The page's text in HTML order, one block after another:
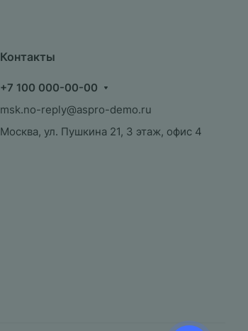
Контакты
+7 100 000-00-00
msk.no-reply@aspro-demo.ru
Москва, ул. Пушкина 21, 3 этаж, офис 4